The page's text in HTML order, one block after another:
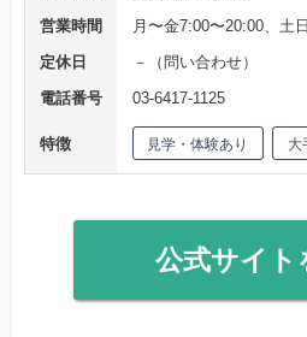
営業時間
月〜金7:00〜20:00、土
定休日
－（問い合わせ）
電話番号
03-6417-1125
特徴 見学・体験あり 大
公式サイト